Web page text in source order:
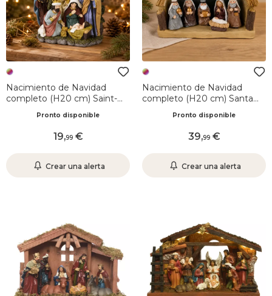
Nacimiento de Navidad
completo (H20 cm) Saint-
Pronto disponible
19,99
Crear una alerta
Nacimiento de Navidad
completo (H20 cm) Santa
Pronto disponible
39,99
Crear una alerta